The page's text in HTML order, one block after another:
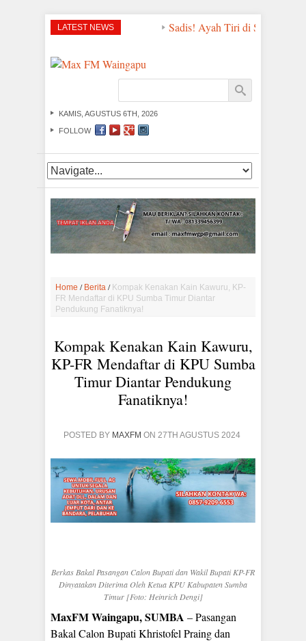
LATEST NEWS Sadis! Ayah Tiri di Sumba
KAMIS, AGUSTUS 6TH, 2026
FOLLOW
Home / Berita / Kompak Kenakan Kain Kawuru, KP-
FR Mendaftar di KPU Sumba Timur Diantar
Pendukung Fanatiknya!
Kompak Kenakan Kain Kawuru,
KP-FR Mendaftar di KPU Sumba
Timur Diantar Pendukung
Fanatiknya!
POSTED BY MAXFM ON 27TH AGUSTUS 2024
Berkas Bakal Pasangan Calon Bupati dan Wakil Bupati KP-FR
Dinyatakan Diterima Oleh Ketua KPU Kabupaten Sumba
Timur [Foto: Heinrich Dengi]
MaxFM Waingapu, SUMBA – Pasangan
Bakal Calon Bupati Khristofel Praing dan